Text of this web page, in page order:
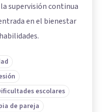
supervisión continua
en el bienestar
escolares
de pareja